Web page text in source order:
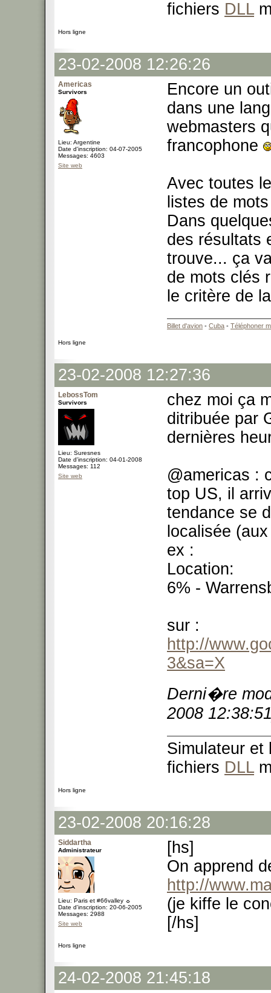
fichiers DLL
Hors ligne
23-02-2008 12:26:26
Americas
Survivors
Lieu: Argentine
Date d'inscription: 04-07-2005
Messages: 4603
Site web
Encore un
dans une
webmasters
francophone
Avec toutes
listes de
Dans
des résultats
trouve... ça
de mots clés
le critère de
Billet d'avion - Cuba - Téléphoner
Hors ligne
23-02-2008 12:27:36
LebossTom
Survivors
Lieu: Suresnes
Date d'inscription: 04-01-2008
Messages: 112
Site web
chez moi ça
ditribuée par
dernières
@americas :
top US, il
tendance se
localisée
ex :
Location:
6% -
sur :
http://
3&sa=X
Derni�re
2008
Simulateur
fichiers DLL
Hors ligne
23-02-2008 20:16:28
Siddartha
Administrateur
Lieu: Paris et #66valley ☼
Date d'inscription: 20-06-2005
Messages: 2988
Site web
[hs]
On apprend
http://
(je kiffe le
[/hs]
Hors ligne
24-02-2008 21:45:18